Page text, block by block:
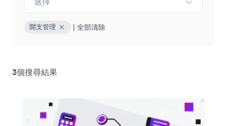
開支管理 | 全部清除
3個搜尋結果